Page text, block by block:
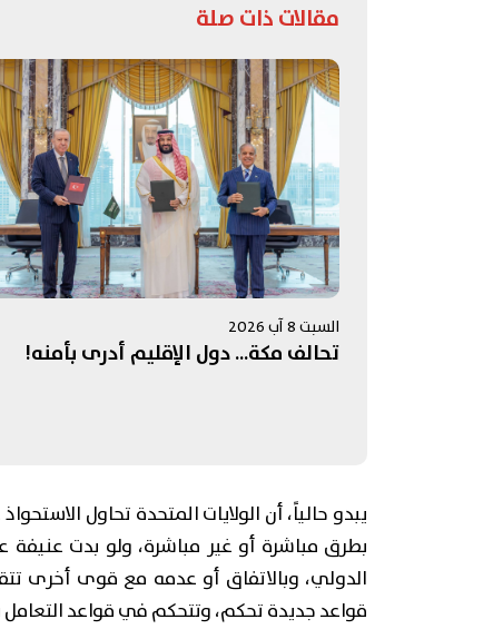
مقالات ذات صلة
السبت 8 آب 2026
تحالف مكة... دول الإقليم أدرى بأمنه!
يبدو حالياً، أن الولايات المتحدة تحاول
بطرق مباشرة أو غير مباشرة، ولو بدت
الدولي، وبالاتفاق أو عدمه مع قوى أخرى
قواعد جديدة تحكم، وتتحكم في قواعد